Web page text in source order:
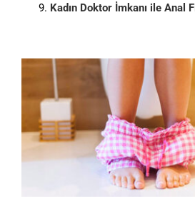
Kadın Doktor İmkanı ile Anal